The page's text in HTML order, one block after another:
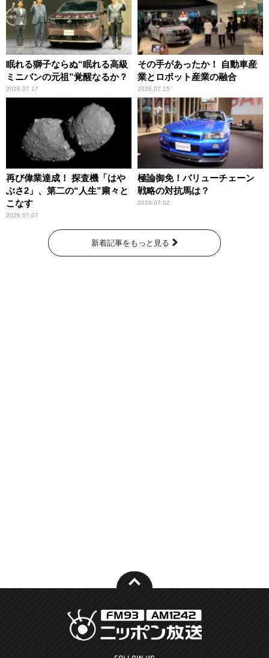
眠れる獅子ならぬ“眠れる高級
ミニバンの元祖”覚醒なるか？
2026.07.17
その手があったか！ 自動車産
業とロボット産業の融合
2026.07.15
再び偉業達成！ 探査機「はや
ぶさ2」、第二の“人生”粛々と
こなす
2026.07.07
極論御免！バリューチェーン
戦略の対抗馬は？
2026.07.02
新着記事をもっと見る